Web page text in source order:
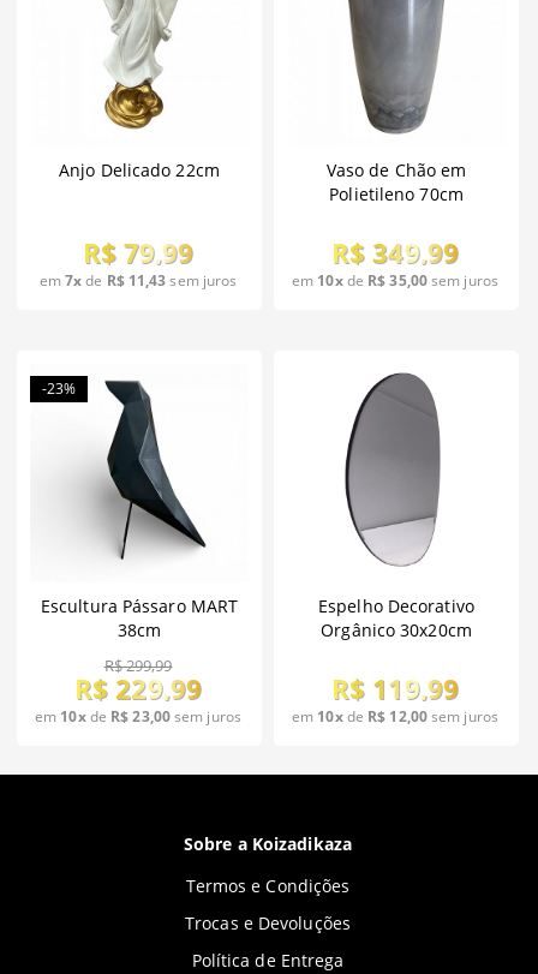
Anjo Delicado 22cm
R$ 79,99
em 7xde R$ 11,43sem juros
Vaso de Chão em
Polietileno 70cm
R$ 349,99
em 10xde R$ 35,00sem juros
-23%
Escultura Pássaro MART
38cm
R$ 299,99
R$ 229,99
em 10xde R$ 23,00sem juros
Espelho Decorativo
Orgânico 30x20cm
R$ 119,99
em 10xde R$ 12,00sem juros
Sobre a Koizadikaza
Termos e Condições
Trocas e Devoluções
Política de Entrega